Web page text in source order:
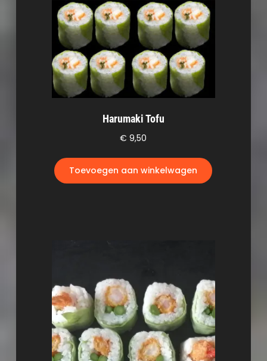
Harumaki Tofu
€ 9,50
Toevoegen aan winkelwagen